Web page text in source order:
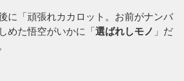
に「頑張れカカロット。お前がナンバ
めた悟空がいかに「選ばれしモノ 」だ